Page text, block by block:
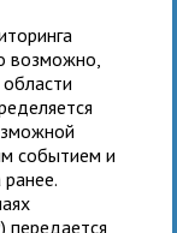
возможно,
событием и